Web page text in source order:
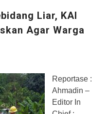
Liar, KAI
Agar Warga
Reportase :
Ahmadin –
Editor In